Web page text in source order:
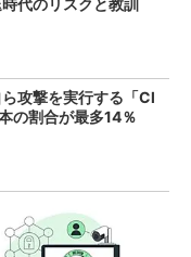
攻撃を実行する「Cl
割合が最多14％